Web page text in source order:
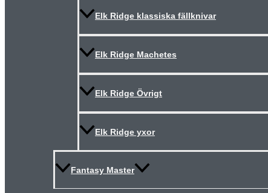
Elk Ridge klassiska fällknivar
Elk Ridge Machetes
Elk Ridge Övrigt
Elk Ridge yxor
Fantasy Master